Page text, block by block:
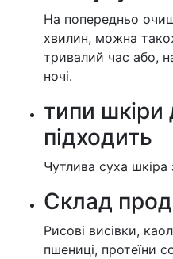
На попередньо
хвилин, можна
тривалий час або,
ночі.
типи шкіри
підходить
Чутлива суха
Cклад
Рисові висівки,
пшениці, протеїни